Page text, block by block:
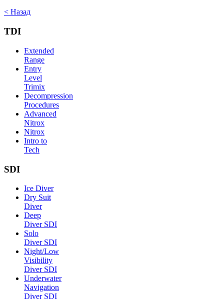
< Назад
TDI
Extended
Range
Entry
Level
Trimix
Decompression
Procedures
Advanced
Nitrox
Nitrox
Intro to
Tech
SDI
Ice Diver
Dry Suit
Diver
Deep
Diver SDI
Solo
Diver SDI
Night/Low
Visibility
Diver SDI
Underwater
Navigation
Diver SDI